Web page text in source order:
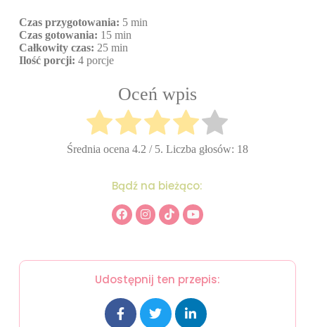
Czas przygotowania: 5 min
Czas gotowania: 15 min
Całkowity czas: 25 min
Ilość porcji: 4 porcje
Oceń wpis
Średnia ocena 4.2 / 5. Liczba głosów: 18
Bądź na bieżąco:
Udostępnij ten przepis: